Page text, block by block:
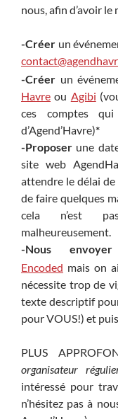
nous, afin d’avoir
-Créer un
-Créer un
Havre ou Agibi
ces comptes
d’Agend’Havre)*
-Proposer une
site web
attendre le délai
de faire quelques
cela n’est
malheureusement.
-Nous envoyer
Encoded mais on
nécessite trop de
texte descriptif
pour VOUS!) et
PLUS
organisateur
intéressé pour
n’hésitez pas à